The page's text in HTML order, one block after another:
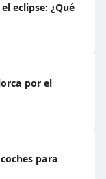
eclipse: ¿Qué
por el
para